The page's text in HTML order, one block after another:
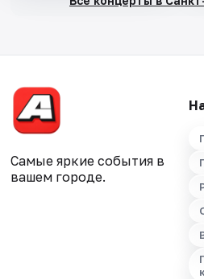
Самые яркие события в
вашем городе.